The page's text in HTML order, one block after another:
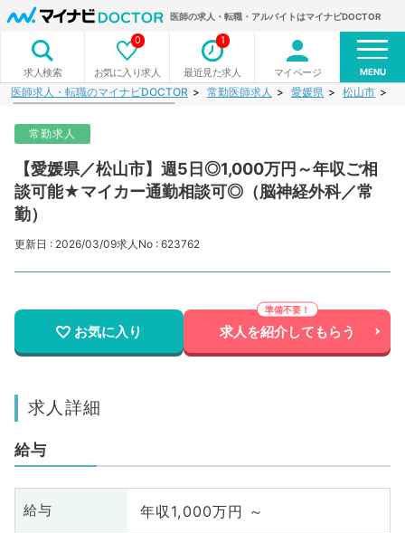
医師の求人・転職・アルバイトはマイナビDOCTOR
求人検索 お気に入り求人
0
最近見た求人
1
マイページ MENU
医師求人・転職のマイナビDOCTOR 常勤医師求人 愛媛県 松山市
常勤求人
【愛媛県／松山市】週5日◎1,000万円～年収ご相
談可能★マイカー通勤相談可◎（脳神経外科／常
勤）
更新日 : 2026/03/09求人No : 623762
お気に入り 求人を紹介してもらう
求人詳細
給与
給与 年収1,000万円 ～